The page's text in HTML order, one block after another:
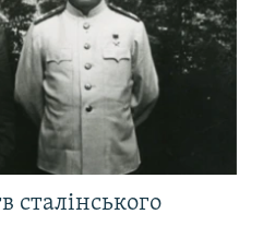
сталінського